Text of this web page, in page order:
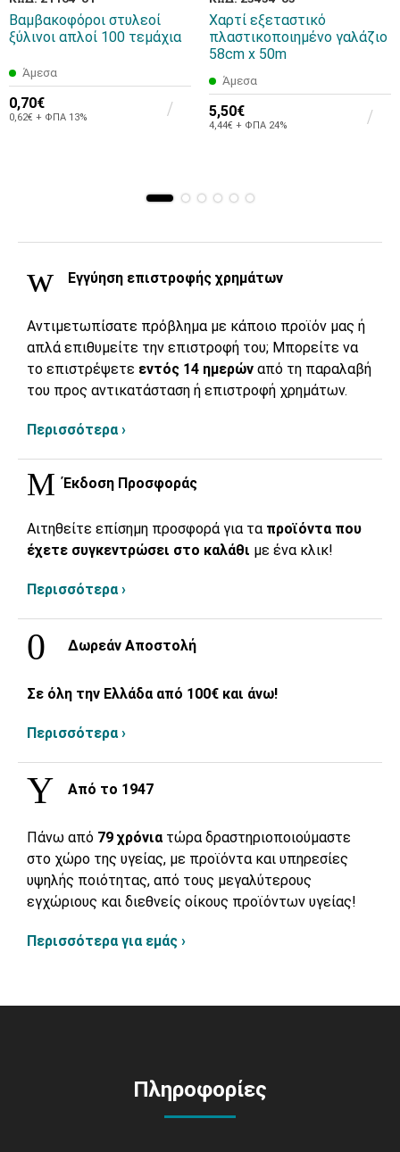
Βαμβακοφόροι στυλεοί
ξύλινοι απλοί 100 τεμάχια
Άμεσα
0,70€
0,62€ + ΦΠΑ 13%
Χαρτί εξεταστικό
πλαστικοποιημένο γαλάζιο
58cm x 50m
Άμεσα
5,50€
4,44€ + ΦΠΑ 24%
Εγγύηση επιστροφής χρημάτων
Αντιμετωπίσατε πρόβλημα με κάποιο προϊόν μας ή
απλά επιθυμείτε την επιστροφή του; Μπορείτε να
το επιστρέψετε εντός 14 ημερών από τη παραλαβή
του προς αντικατάσταση ή επιστροφή χρημάτων.
Περισσότερα ›
Έκδοση Προσφοράς
Αιτηθείτε επίσημη προσφορά για τα προϊόντα που
έχετε συγκεντρώσει στο καλάθι με ένα κλικ!
Περισσότερα ›
Δωρεάν Αποστολή
Σε όλη την Ελλάδα από 100€ και άνω!
Περισσότερα ›
Από το 1947
Πάνω από 79 χρόνια τώρα δραστηριοποιούμαστε
στο χώρο της υγείας, με προϊόντα και υπηρεσίες
υψηλής ποιότητας, από τους μεγαλύτερους
εγχώριους και διεθνείς οίκους προϊόντων υγείας!
Περισσότερα για εμάς ›
Πληροφορίες